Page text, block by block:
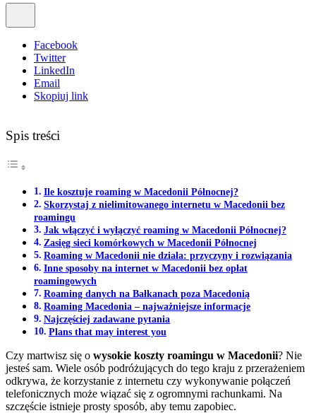
Facebook
Twitter
LinkedIn
Email
Skopiuj link
Spis treści
Ile kosztuje roaming w Macedonii Północnej?
Skorzystaj z nielimitowanego internetu w Macedonii bez
roamingu
Jak włączyć i wyłączyć roaming w Macedonii Północnej?
Zasięg sieci komórkowych w Macedonii Północnej
Roaming w Macedonii nie działa: przyczyny i rozwiązania
Inne sposoby na internet w Macedonii bez opłat
roamingowych
Roaming danych na Bałkanach poza Macedonią
Roaming Macedonia – najważniejsze informacje
Najczęściej zadawane pytania
Plans that may interest you
Czy martwisz się o wysokie koszty roamingu w Macedonii? Nie
jesteś sam. Wiele osób podróżujących do tego kraju z przerażeniem
odkrywa, że korzystanie z internetu czy wykonywanie połączeń
telefonicznych może wiązać się z ogromnymi rachunkami. Na
szczęście istnieje prosty sposób, aby temu zapobiec.